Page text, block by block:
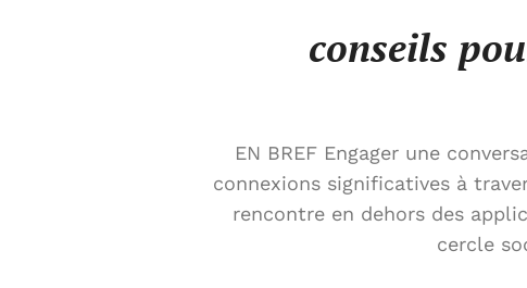
conseils
EN BREF Engager une
connexions significatives à
rencontre en dehors des
cercle